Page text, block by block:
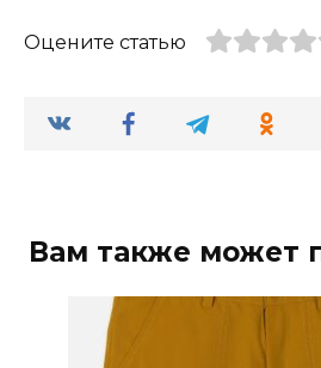
Оцените статью
Вам также может